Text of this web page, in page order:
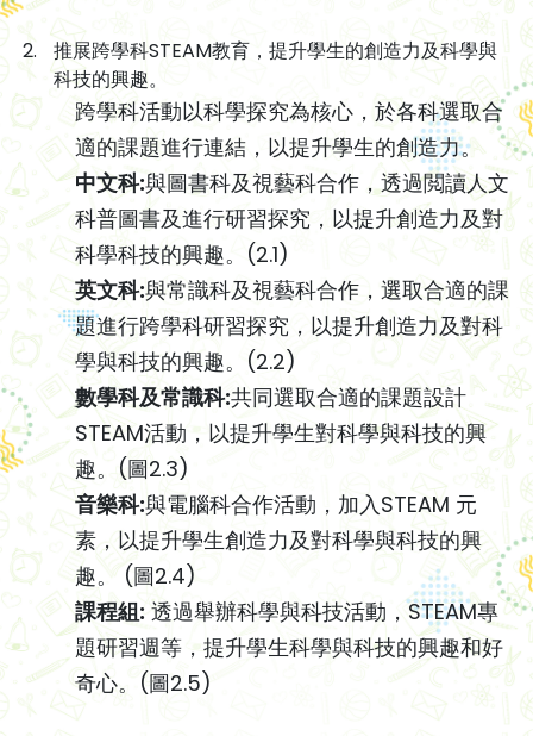
推展跨學科STEAM教育，提升學生的創造力及科學與
科技的興趣。
跨學科活動以科學探究為核心，於各科選取合
適的課題進行連結，以提升學生的創造力。
中文科:與圖書科及視藝科合作，透過閲讀人文
科普圖書及進行研習探究，以提升創造力及對
科學科技的興趣。(2.1)
英文科:與常識科及視藝科合作，選取合適的課
題進行跨學科研習探究，以提升創造力及對科
學與科技的興趣。(2.2)
數學科及常識科:共同選取合適的課題設計
STEAM活動，以提升學生對科學與科技的興
趣。(圖2.3)
音樂科:與電腦科合作活動，加入STEAM 元
素，以提升學生創造力及對科學與科技的興
趣。 (圖2.4)
課程組: 透過舉辦科學與科技活動，STEAM專
題研習週等，提升學生科學與科技的興趣和好
奇心。(圖2.5)